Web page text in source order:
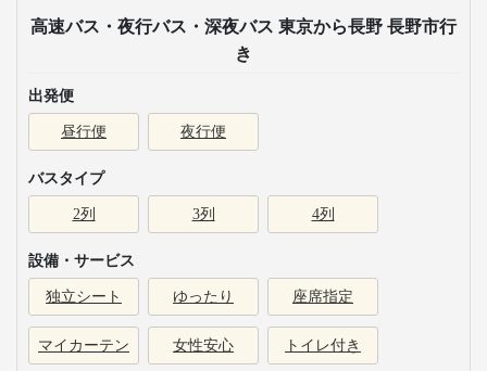
高速バス・夜行バス・深夜バス 東京から長野 長野市行
き
出発便
昼行便 夜行便
バスタイプ
2列 3列 4列
設備・サービス
独立シート ゆったり 座席指定
マイカーテン 女性安心 トイレ付き